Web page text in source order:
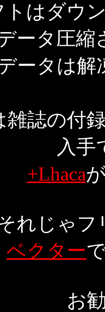
トはダウ
ータ圧縮
ータは
雑誌の付
入手
+Lhaca
れじゃ
ベクター
お